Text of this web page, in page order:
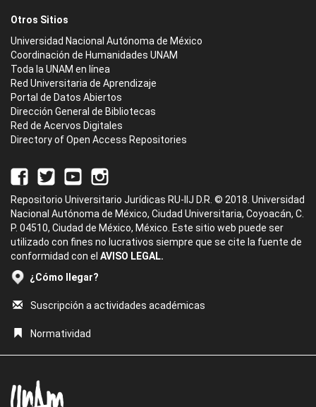
Otros Sitios
Universidad Nacional Autónoma de México
Coordinación de Humanidades UNAM
Toda la UNAM en línea
Red Universitaria de Aprendizaje
Portal de Datos Abiertos
Dirección General de Bibliotecas
Red de Acervos Digitales
Directory of Open Access Repositories
Repositorio Universitario Jurídicas RU-IIJ D.R. © 2018. Universidad
Nacional Autónoma de México, Ciudad Universitaria, Coyoacán, C.
P. 04510, Ciudad de México, México. Este sitio web puede ser
utilizado con fines no lucrativos siempre que se cite la fuente de
conformidad con el AVISO LEGAL.
¿Cómo llegar?
Suscripción a actividades académicas
Normatividad